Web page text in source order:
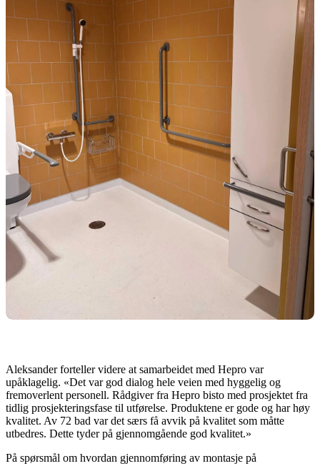
Aleksander forteller videre at samarbeidet med Hepro var
upåklagelig. «Det var god dialog hele veien med hyggelig og
fremoverlent personell. Rådgiver fra Hepro bisto med prosjektet fra
tidlig prosjekteringsfase til utførelse. Produktene er gode og har høy
kvalitet. Av 72 bad var det særs få avvik på kvalitet som måtte
utbedres. Dette tyder på gjennomgående god kvalitet.»
På spørsmål om hvordan gjennomføring av montasje på